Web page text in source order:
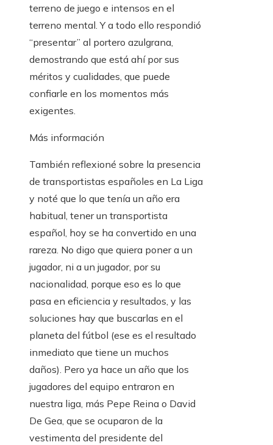
terreno de juego e intensos en el
terreno mental. Y a todo ello respondió
“presentar” al portero azulgrana,
demostrando que está ahí por sus
méritos y cualidades, que puede
confiarle en los momentos más
exigentes.
Más información
También reflexioné sobre la presencia
de transportistas españoles en La Liga
y noté que lo que tenía un año era
habitual, tener un transportista
español, hoy se ha convertido en una
rareza. No digo que quiera poner a un
jugador, ni a un jugador, por su
nacionalidad, porque eso es lo que
pasa en eficiencia y resultados, y las
soluciones hay que buscarlas en el
planeta del fútbol (ese es el resultado
inmediato que tiene un muchos
daños). Pero ya hace un año que los
jugadores del equipo entraron en
nuestra liga, más Pepe Reina o David
De Gea, que se ocuparon de la
vestimenta del presidente del